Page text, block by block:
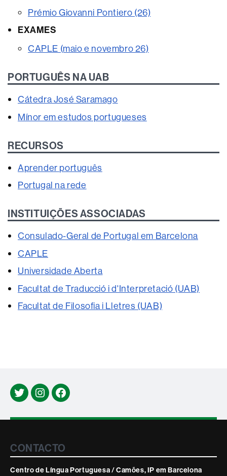
Prémio Giovanni Pontiero (26)
EXAMES
CAPLE (maio e novembro 26)
PORTUGUÊS NA UAB
Cátedra José Saramago
Mínor em estudos portugueses
RECURSOS
Aprender português
Portugal na rede
INSTITUIÇÕES ASSOCIADAS
Consulado-Geral de Portugal em Barcelona
CAPLE
Universidade Aberta
Facultat de Traducció i d'Interpretació (UAB)
Facultat de Filosofia i Lletres (UAB)
TwitterInstagramFacebook
Contacte
CONTACTO
Centro de Língua Portuguesa / Camões, IP em Barcelona